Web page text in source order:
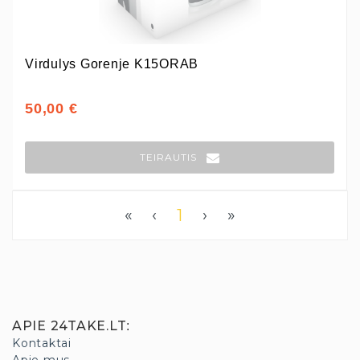
Virdulys Gorenje K15ORAB
50,00 €
TEIRAUTIS
« ‹ 1 › »
APIE 24TAKE.LT:
Kontaktai